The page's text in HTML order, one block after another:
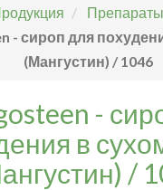
- сироп для
(Мангустин) / 1046
-
в
/